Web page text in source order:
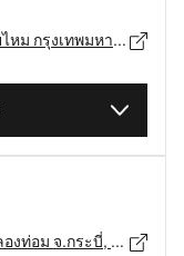
108 ม.5 ถ.สุขาภิบาล แขวงออเงิน เขตสายไหม กรุงเทพมหานคร, กรุงเทพมหานคร - 10220
46/3 ม.1 ถ.เพชรเกษม ต.คลองท่อมใต้ อ.คลองท่อม จ.กระบี่, กระบี่ - 81120